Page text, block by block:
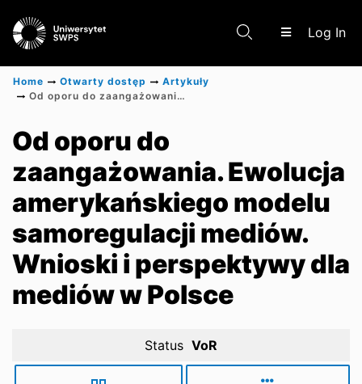
Log In
Scientific research results
Home Otwarty dostęp
Artykuły
Od oporu do zaangażowania. Ewolucja amerykańskiego modelu samoregulacji mediów. Wnioski i perspektywy dla mediów w Polsce
Od oporu do
zaangażowania. Ewolucja
amerykańskiego modelu
samoregulacji mediów.
Wnioski i perspektywy dla
mediów w Polsce
Status VoR